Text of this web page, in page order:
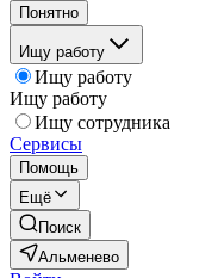
Понятно
Ищу работу
Ищу работу
Ищу работу
Ищу сотрудника
Сервисы
Помощь
Ещё
Поиск
Альменево